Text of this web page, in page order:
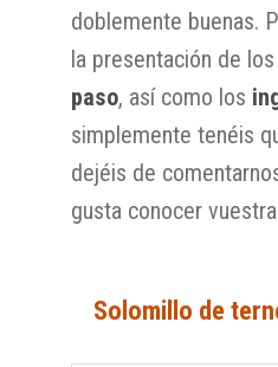
doblemente buenas.
la presentación de
paso, así como los
simplemente tenéis
dejéis de
gusta conocer
Solomillo de